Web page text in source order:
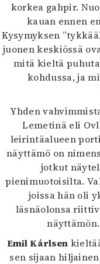
korkea gahpir.
kauan ennen
Kysymyksen
juonen keskiössä
mitä kieltä
kohdussa, ja
Yhden
Lemetinä eli
leirintäalueen
näyttämö on
jotkut
pienimuotoisilta.
joissa hän oli
läsnäolonsa
Emil Kárlsen
sen sijaan